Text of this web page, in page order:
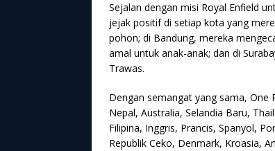
Sejalan dengan misi Royal Enfield
jejak positif di setiap kota yang
pohon; di Bandung, mereka
amal untuk anak-anak; dan di
Trawas.
Dengan semangat yang sama, One
Nepal, Australia, Selandia Baru,
Filipina, Inggris, Prancis, Spanyol,
Republik Ceko, Denmark, Kroasia,